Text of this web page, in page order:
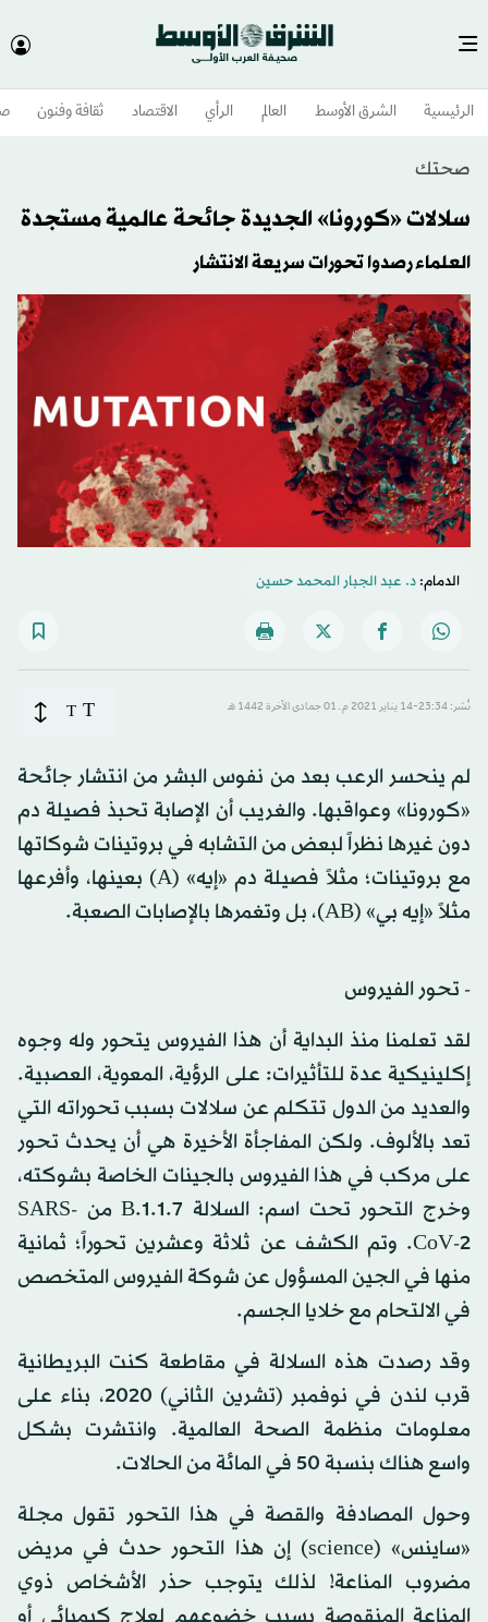
الرئيسية الشرق الأوسط​ العالم الرأي الاقتصاد ثقافة وفنون
صحتك
سلالات «كورونا» الجديدة جائحة عالمية مستجدة
العلماء رصدوا تحورات سريعة الانتشار
الدمام:د. عبد الجبار المحمد حسين
نُشر: 23:34-14 يناير 2021 م ـ 01 جمادى الآخرة 1442 هـ T
T
لم ينحسر الرعب بعد من نفوس البشر من انتشار جائحة
«كورونا» وعواقبها. والغريب أن الإصابة تحبذ فصيلة دم
دون غيرها نظراً لبعض من التشابه في بروتينات شوكاتها
مع بروتينات؛ مثلاً فصيلة دم «إيه» (A) بعينها، وأفرعها
مثلاً «إيه بي» (AB)، بل وتغمرها بالإصابات الصعبة.
- تحور الفيروس
لقد تعلمنا منذ البداية أن هذا الفيروس يتحور وله وجوه
إكلينيكية عدة للتأثيرات: على الرؤية، المعوية، العصبية.
والعديد من الدول تتكلم عن سلالات بسبب تحوراته التي
تعد بالألوف. ولكن المفاجأة الأخيرة هي أن يحدث تحور
على مركب في هذا الفيروس بالجينات الخاصة بشوكته،
وخرج التحور تحت اسم: السلالة B.1.1.7 من SARS-
CoV-2. وتم الكشف عن ثلاثة وعشرين تحوراً؛ ثمانية
منها في الجين المسؤول عن شوكة الفيروس المتخصص
في الالتحام مع خلايا الجسم.
وقد رصدت هذه السلالة في مقاطعة كنت البريطانية
قرب لندن في نوفمبر (تشرين الثاني) 2020، بناء على
معلومات منظمة الصحة العالمية. وانتشرت بشكل
واسع هناك بنسبة 50 في المائة من الحالات.
وحول المصادفة والقصة في هذا التحور تقول مجلة
«ساينس» (science) إن هذا التحور حدث في مريض
مضروب المناعة! لذلك يتوجب حذر الأشخاص ذوي